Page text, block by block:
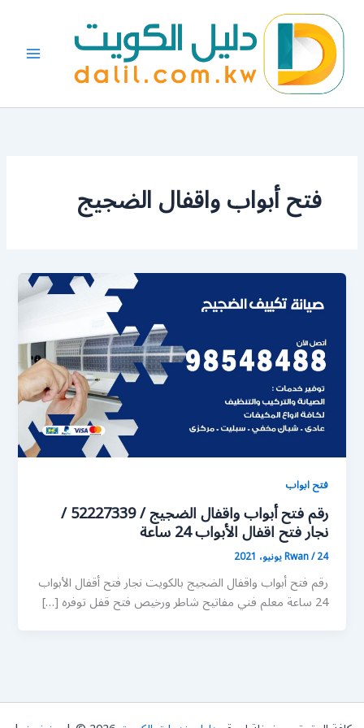
المحتوى
فتح أبواب واقفال الضجيج
فتح ابواب
رقم فتح أبواب واقفال الضجيج / 52227339 /
نجار فتح اقفال الأبواب 24 ساعة
Rwan/24 يونيو، 2021
رقم فتح أبواب واقفال الضجيج بالكويت نجار فتح أقفال الأبواب
24 ساعة معلم فني مفاتيح شاطر ورخيص فتح قفل توفره […]